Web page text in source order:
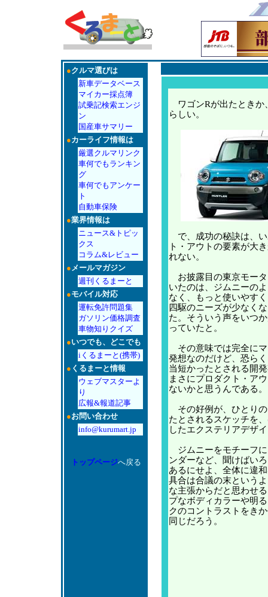
●クルマ選びは
新車データベース
マイカー採点簿
試乗記検索エンジ
ン
国産車サマリー
●カーライフ情報は
厳選クルマリンク
車何でもランキン
グ
車何でもアンケー
ト
自動車保険
●業界情報は
ニュース&トピッ
クス
コラム&レビュー
●メールマガジン
週刊くるまーと
●モバイル対応
運転免許問題集
ガソリン価格調査
車物知りクイズ
●いつでも、どこでも
iくるまーと(携帯)
● くるまーと情報
ウェブマスターよ
り
広報&報道記事
●お問い合わせ
info@kurumart.jp
トップページへ戻る
ワゴンRが出たときか
らしい。
で、成功の秘訣は、
ト・アウトの要素が大
れない。
お披露目の東京モー
いたのは、ジムニーの
なく、もっと使いやす
四駆のニーズが少なく
た。そういう声をいつ
っていたと。
その意味では完全に
発想なのだけど、恐ら
当短かったとされる開
まさにプロダクト・ア
ないかと思うんである。
その好例が、ひとり
たとされるスケッチを
したエクステリアデザ
ジムニーをモチーフ
ンダーなど、聞けばい
あるにせよ、全体に違
具合は合議の末という
な主張からだと思わせ
プなボディカラーや明
クのコントラストをき
同じだろう。